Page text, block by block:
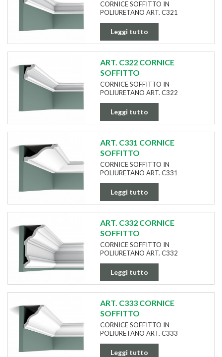
CORNICE SOFFITTO IN
POLIURETANO ART. C321
Leggi tutto
ART. C322 CORNICE
SOFFITTO
CORNICE SOFFITTO IN
POLIURETANO ART. C322
Leggi tutto
ART. C331 CORNICE
SOFFITTO
CORNICE SOFFITTO IN
POLIURETANO ART. C331
Leggi tutto
ART. C332 CORNICE
SOFFITTO
CORNICE SOFFITTO IN
POLIURETANO ART. C332
Leggi tutto
ART. C333 CORNICE
SOFFITTO
CORNICE SOFFITTO IN
POLIURETANO ART. C333
Leggi tutto